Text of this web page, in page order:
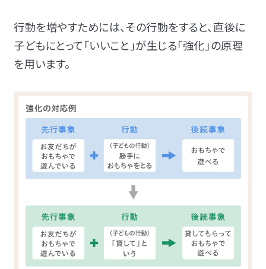
行動を増やすためには、その行動をすると、直後に
子どもにとって「いいこと」が生じる「強化」の原理
を用います。